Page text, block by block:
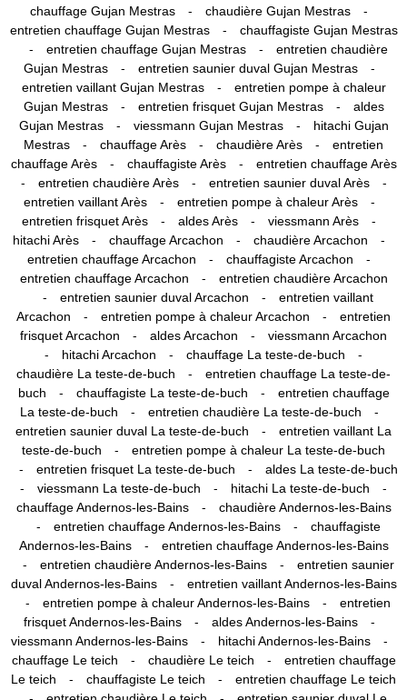
chauffage Gujan Mestras - chaudière Gujan Mestras -
entretien chauffage Gujan Mestras - chauffagiste Gujan Mestras
- entretien chauffage Gujan Mestras -
entretien chaudière
Gujan Mestras
- entretien saunier duval Gujan Mestras -
entretien vaillant Gujan Mestras -
entretien pompe à chaleur
Gujan Mestras
- entretien frisquet Gujan Mestras -
aldes
Gujan Mestras
- viessmann Gujan Mestras -
hitachi Gujan
Mestras
- chauffage Arès - chaudière Arès -
entretien
chauffage Arès
- chauffagiste Arès - entretien chauffage Arès
- entretien chaudière Arès - entretien saunier duval Arès -
entretien vaillant Arès - entretien pompe à chaleur Arès -
entretien frisquet Arès - aldes Arès - viessmann Arès -
hitachi Arès - chauffage Arcachon - chaudière Arcachon -
entretien chauffage Arcachon - chauffagiste Arcachon -
entretien chauffage Arcachon - entretien chaudière Arcachon
- entretien saunier duval Arcachon -
entretien vaillant
Arcachon
- entretien pompe à chaleur Arcachon -
entretien
frisquet Arcachon
- aldes Arcachon - viessmann Arcachon
- hitachi Arcachon - chauffage La teste-de-buch -
chaudière La teste-de-buch -
entretien chauffage La teste-de-
buch
- chauffagiste La teste-de-buch -
entretien chauffage
La teste-de-buch
- entretien chaudière La teste-de-buch -
entretien saunier duval La teste-de-buch -
entretien vaillant La
teste-de-buch
- entretien pompe à chaleur La teste-de-buch
- entretien frisquet La teste-de-buch - aldes La teste-de-buch
- viessmann La teste-de-buch - hitachi La teste-de-buch -
chauffage Andernos-les-Bains - chaudière Andernos-les-Bains
- entretien chauffage Andernos-les-Bains -
chauffagiste
Andernos-les-Bains
- entretien chauffage Andernos-les-Bains
- entretien chaudière Andernos-les-Bains -
entretien saunier
duval Andernos-les-Bains
- entretien vaillant Andernos-les-Bains
- entretien pompe à chaleur Andernos-les-Bains -
entretien
frisquet Andernos-les-Bains
- aldes Andernos-les-Bains -
viessmann Andernos-les-Bains - hitachi Andernos-les-Bains -
chauffage Le teich - chaudière Le teich -
entretien chauffage
Le teich
- chauffagiste Le teich - entretien chauffage Le teich